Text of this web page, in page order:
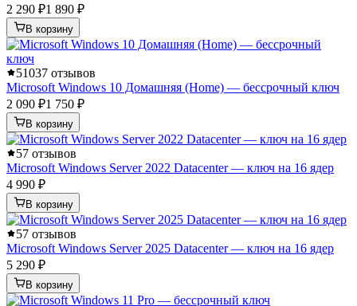
2 290 ₽1 890 ₽
В корзину
51037 отзывов
Microsoft Windows 10 Домашняя (Home) — бессрочный ключ
2 090 ₽1 750 ₽
В корзину
57 отзывов
Microsoft Windows Server 2022 Datacenter — ключ на 16 ядер
4 990 ₽
В корзину
57 отзывов
Microsoft Windows Server 2025 Datacenter — ключ на 16 ядер
5 290 ₽
В корзину